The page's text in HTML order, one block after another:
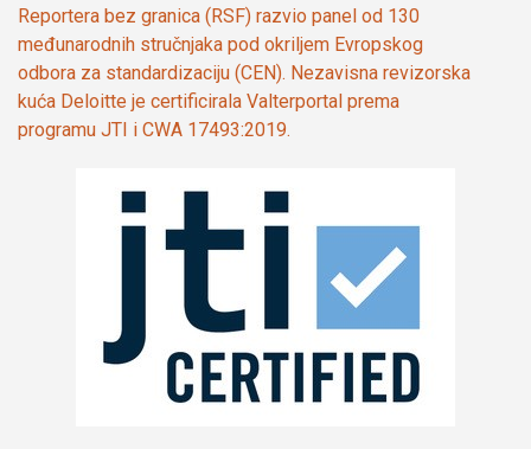
Reportera bez granica (RSF) razvio panel od 130
međunarodnih stručnjaka pod okriljem Evropskog
odbora za standardizaciju (CEN). Nezavisna revizorska
kuća Deloitte je certificirala Valterportal prema
programu JTI i CWA 17493:2019.